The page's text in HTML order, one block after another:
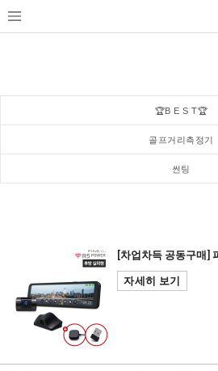
🏆B E S T🏆
골프거리측정기
썬팅
[차업차득 공동구매]
자세히 보기